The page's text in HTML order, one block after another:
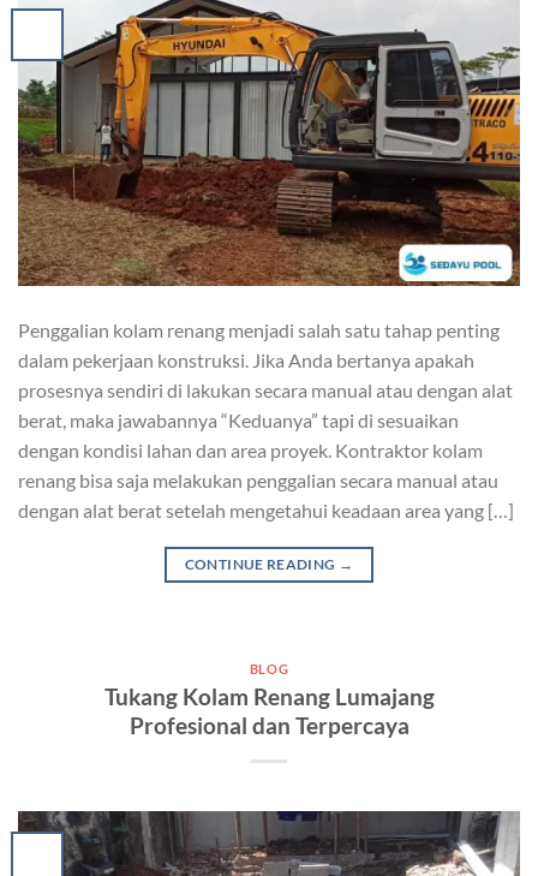
Penggalian kolam renang menjadi salah satu tahap penting
dalam pekerjaan konstruksi. Jika Anda bertanya apakah
prosesnya sendiri di lakukan secara manual atau dengan alat
berat, maka jawabannya “Keduanya” tapi di sesuaikan
dengan kondisi lahan dan area proyek. Kontraktor kolam
renang bisa saja melakukan penggalian secara manual atau
dengan alat berat setelah mengetahui keadaan area yang […]
CONTINUE READING →
BLOG
Tukang Kolam Renang Lumajang
Profesional dan Terpercaya